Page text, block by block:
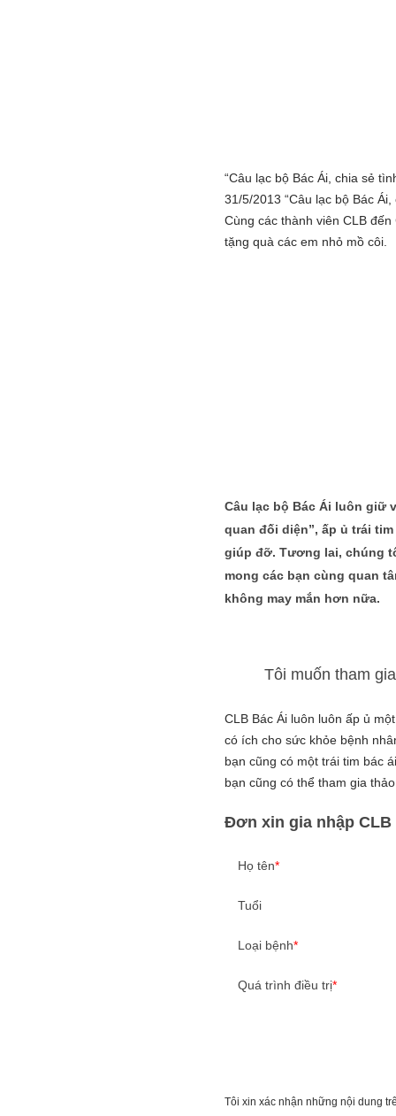
“Câu lạc bộ Bác Ái, chia sẻ
31/5/2013 “Câu lạc bộ Bác
Cùng các thành viên CLB
tặng quà các em nhỏ mồ côi.
Câu lạc bộ Bác Ái luôn giữ
quan đối diện”, ấp ủ trái
giúp đỡ. Tương lai, chúng
mong các bạn cùng quan
không may mắn hơn nữa.
Tôi muốn tham
CLB Bác Ái luôn luôn ấp ủ
có ích cho sức khỏe bệnh
bạn cũng có một trái tim bác
bạn cũng có thể tham gia
Đơn xin gia nhập CLB
Họ tên*
Tuổi
Loại bệnh*
Quá trình điều trị*
Tôi xin xác nhận những nội dung